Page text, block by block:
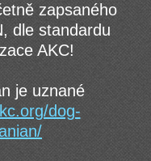
zapsaného
dle standardu
AKC!
je uznané
dog-